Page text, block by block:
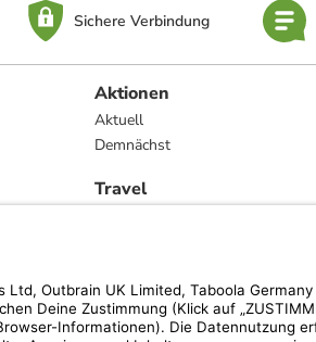
Sichere Verbindung
Aktionen
Aktuell
Demnächst
Travel